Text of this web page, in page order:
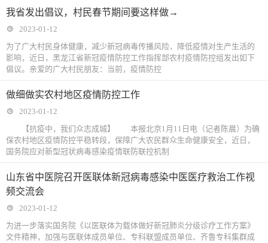
我省发出倡议，村民春节期间要这样做→
2023-01-12
为了广大村民身体健康，减少新冠病毒传播风险，降低疫情对生产生活的
影响，近日，黑龙江省新冠疫情防控工作指挥部农村疫情防控组发出如下
倡议。亲爱的广大村民朋友：当前，疫情防控
做细做实农村地区疫情防控工作
2023-01-12
【抗疫中，我们众志成城】 本报北京1月11日电（记者陈晨）为确
保农村地区疫情防控平稳转段，保障广大农民群众生命健康安全，近日，
国务院应对新型冠状病毒感染疫情联防联控机制
山东省中医院召开医联体新冠病毒感染中医医疗救治工作视
频交流会
2023-01-12
为进一步落实国务院《以医联体为载体做好新冠肺炎分级诊疗工作方案》
文件精神，加强与医联体成员单位、专科联盟成员单位、齐鲁专科集群成